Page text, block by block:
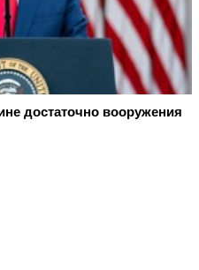
достаточно вооружения